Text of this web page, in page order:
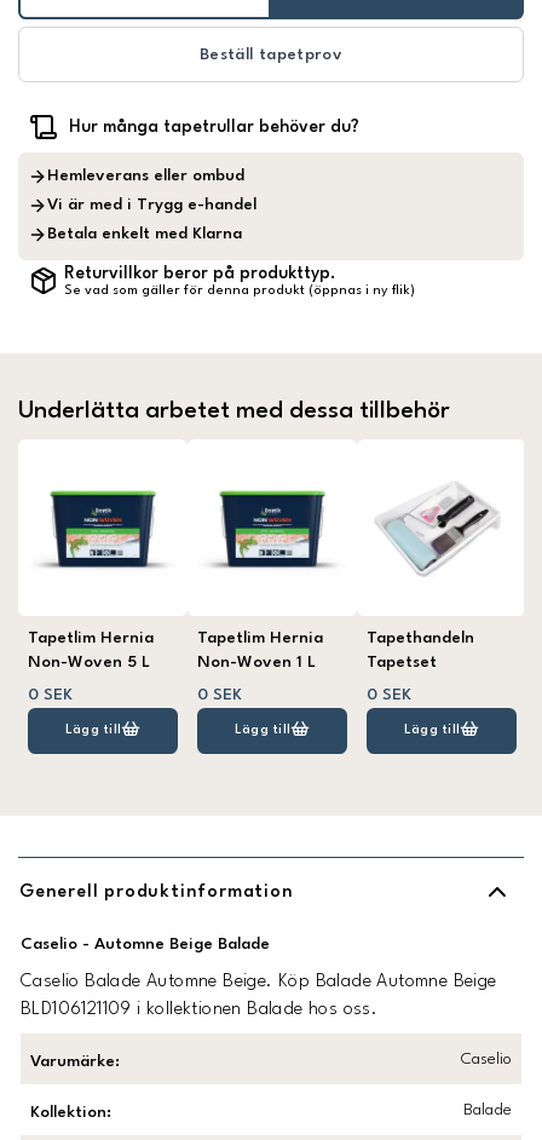
Beställ tapetprov
Hur många tapetrullar behöver du?
Hemleverans eller ombud
Vi är med i Trygg e-handel
Betala enkelt med Klarna
Returvillkor beror på produkttyp.
Se vad som gäller för denna produkt (öppnas i ny flik)
Underlätta arbetet med dessa tillbehör
Tapetlim Hernia
Non-Woven 5 L
0 SEK
Lägg till
Tapetlim Hernia
Non-Woven 1 L
0 SEK
Lägg till
Tapethandeln
Tapetset
0 SEK
Lägg till
Generell produktinformation
Caselio - Automne Beige Balade
Caselio Balade Automne Beige. Köp Balade Automne Beige
BLD106121109 i kollektionen Balade hos oss.
Varumärke: Caselio
Kollektion: Balade